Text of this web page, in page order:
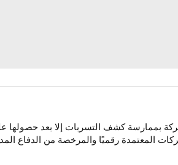
والمياه والزراعة رقم 46138 في 2022، لا يُسمح لأي شركة بممارسة كشف
المعتمدة رقميًا والمرخصة من الدفاع